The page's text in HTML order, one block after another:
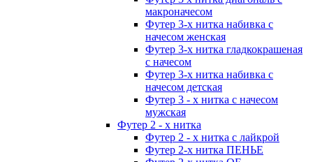
макроначесом
Футер 3-х нитка набивка с
начесом женская
Футер 3-х нитка гладкокрашеная
с начесом
Футер 3-х нитка набивка с
начесом детская
Футер 3 - х нитка с начесом
мужская
Футер 2 - х нитка
Футер 2 - х нитка с лайкрой
Футер 2-х нитка ПЕНЬЕ